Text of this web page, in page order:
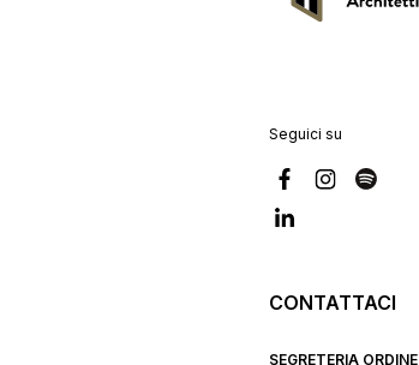
Seguici su
CONTATTACI
SEGRETERIA ORDINE